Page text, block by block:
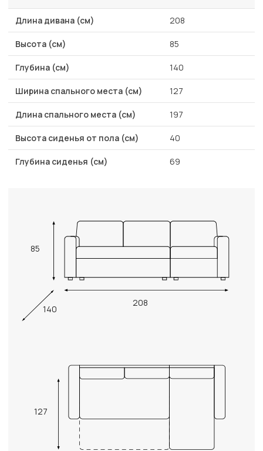
Длина дивана (см) 208
Высота (см) 85
Глубина (см) 140
Ширина спального места (см) 127
Длина спального места (см) 197
Высота сиденья от пола (см) 40
Глубина сиденья (см) 69
85
208
140
127